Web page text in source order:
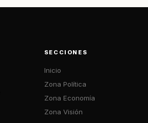
SECCIONES
Inicio
Zona Política
Zona Economía
Zona Visión